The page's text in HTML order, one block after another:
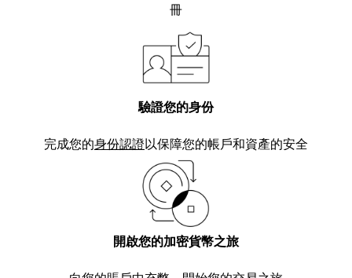
冊
驗證您的身份
完成您的身份認證以保障您的帳戶和資產的安全
開啟您的加密貨幣之旅